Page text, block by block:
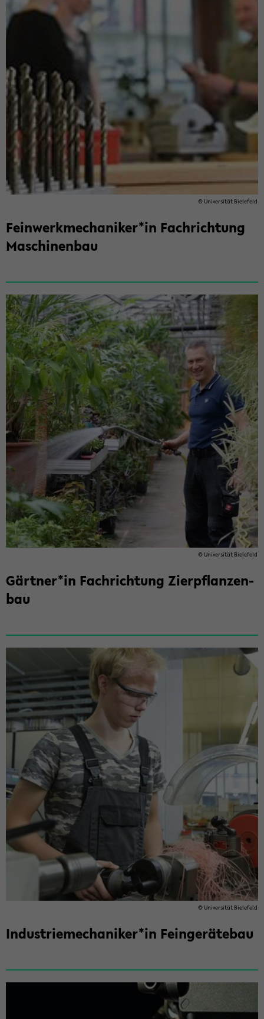
© Uni­ver­si­tät Bie­le­feld
Fein­werk­me­cha­ni­ker*in Fach­rich­tung
Ma­schi­nen­bau
© Uni­ver­si­tät Bie­le­feld
Gärt­ner*in Fach­rich­tung Zier­pflan­zen­
bau
© Uni­ver­si­tät Bie­le­feld
In­dus­trie­me­cha­ni­ker*in Fein­ge­rä­te­bau